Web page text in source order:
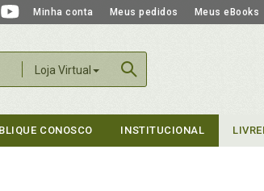
Minha conta Meus pedidos Meus eBooks
Loja Virtual
CONOSCO INSTITUCIONAL